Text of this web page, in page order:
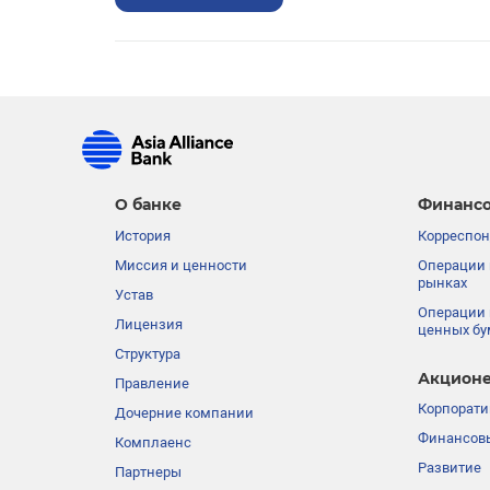
О банке
История
Миссия и ценности
Устав
Лицензия
Структура
Правление
Дочерние компании
Комплаенс
Партнеры
Операции
рынках
Операции
ценных
Развитие